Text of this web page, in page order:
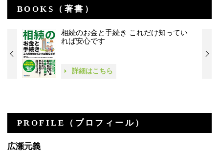
BOOKS（著書）
相続のお金と手続き これだけ知ってい
れば安心です
詳細はこちら
PROFILE（プロフィール）
広瀬元義